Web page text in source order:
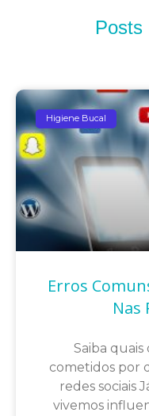
Posts
Higiene Bucal
Erros
Nas
Saiba quais
cometidos por
redes sociais
vivemos